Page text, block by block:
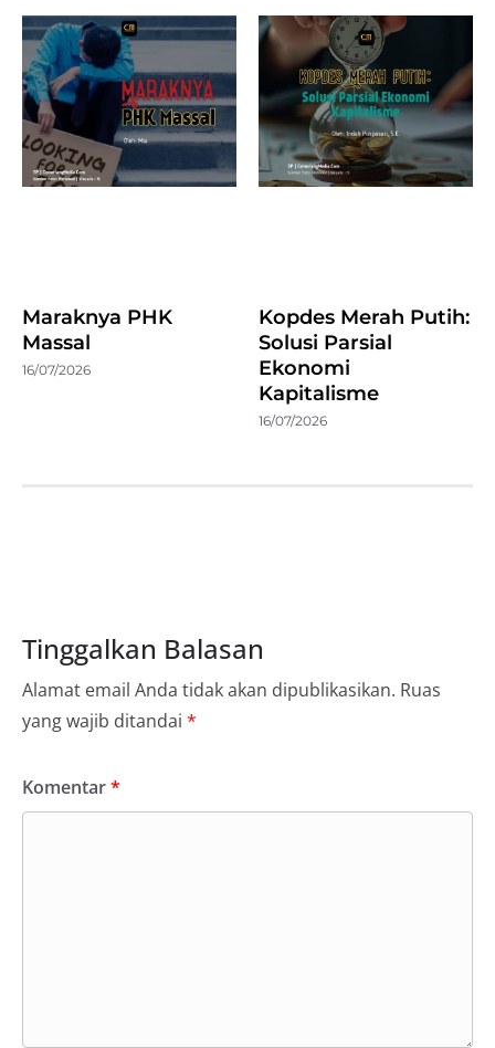
Maraknya PHK
Massal
16/07/2026
Kopdes Merah Putih:
Solusi Parsial
Ekonomi
Kapitalisme
16/07/2026
Tinggalkan Balasan
Alamat email Anda tidak akan dipublikasikan. Ruas
yang wajib ditandai *
Komentar*